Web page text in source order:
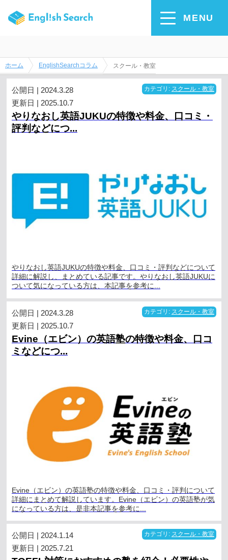
MENU
スクール・教室 にまつわる、お役立ちコラム一覧です。
ホーム EnglishSearchコラム スクール・教室
公開日 | 2024.3.28
更新日 | 2025.10.7
カテゴリ: スクール・教室
やりなおし英語JUKUの特徴や料金、口コミ・
評判などにつ...
やりなおし英語JUKUの特徴や料金、口コミ・評判などについて
詳細に解説し、まとめている記事です。やりなおし英語JUKUに
ついて気になっている方は、本記事を参考に...
公開日 | 2024.3.28
更新日 | 2025.10.7
カテゴリ: スクール・教室
Evine（エビン）の英語塾の特徴や料金、口コ
ミなどにつ...
Evine（エビン）の英語塾の特徴や料金、口コミ・評判について
詳細にまとめて解説しています。Evine（エビン）の英語塾が気
になっている方は、是非本記事を参考に...
公開日 | 2024.1.14
更新日 | 2025.7.21
カテゴリ: スクール・教室